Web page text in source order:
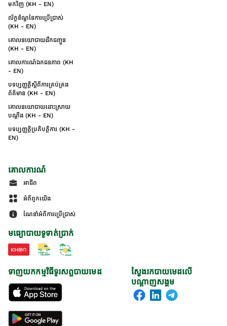
មកវិញ (KH - EN)
ល័ក្ខខ័ណ្ឌនៃការប្រើប្រាស់
(KH - EN)
គោលនយោបាយដឹកជញ្ជូន
(KH - EN)
គោលការណ៍ឯកជនភាព (KH
- EN)
បទប្បញ្ញត្តិស្តីពីការគ្រប់គ្រង
ព័ត៌មាន (KH - EN)
គោលនយោបាយដោះស្រាយ
បណ្ដឹង (KH - EN)
បទប្បញ្ញត្តិប្រតិបត្តិការ (KH -
EN)
គោលការណ៍
អាជីព
អំពីពួកយើង
ណែនាំអំពីការប្រើប្រាស់
មធ្យោបាយទូទាត់ប្រាក់
ស្វែងរកបាយមេដលើ
បណ្តាញសង្គម
ទាញយកកម្មវិធីទូរសព្ទបាយមេដ